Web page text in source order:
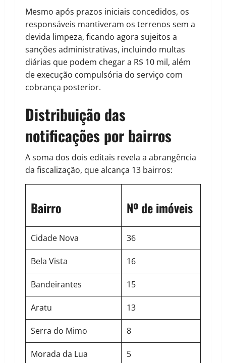
Mesmo após prazos iniciais concedidos, os
responsáveis mantiveram os terrenos sem a
devida limpeza, ficando agora sujeitos a
sanções administrativas, incluindo multas
diárias que podem chegar a R$ 10 mil, além
de execução compulsória do serviço com
cobrança posterior.
Distribuição das
notificações por bairros
A soma dos dois editais revela a abrangência
da fiscalização, que alcança 13 bairros:
Bairro Nº de imóveis
Cidade Nova 36
Bela Vista 16
Bandeirantes 15
Aratu 13
Serra do Mimo 8
Morada da Lua 5